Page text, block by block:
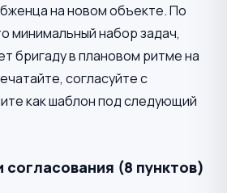
на новом объекте. По
минимальный набор задач,
бригаду в плановом ритме на
согласуйте с
как шаблон под следующий
согласования (8 пунктов)